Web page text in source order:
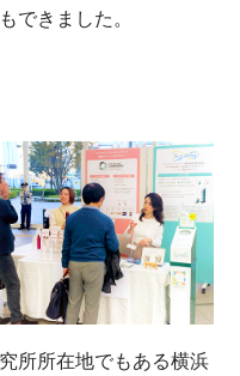
できました。
所所在地でもある横浜